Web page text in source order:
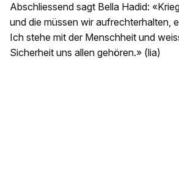
Abschliessend sagt Bella Hadid:
und die müssen wir aufrechterhalten,
Ich stehe mit der Menschheit und
Sicherheit uns allen gehören.» (lia)